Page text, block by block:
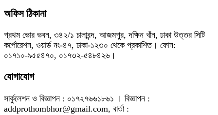
অফিস ঠিকানা
প্রথম ভোর ভবন, ৩৪২/১ চালাবন্দ, আজমপুর, দক্ষিন খাঁন, ঢাকা উত্তর সিটি
কর্পোরেশন, ওয়ার্ড নং-৪৭, ঢাকা-১২৩০ থেকে প্রকাশিত। ফোন:
০১৭১০-৯৫৫৪৭০, ০১৭৩২-৫৪৮৪২৬।
যোগাযোগ
সার্কুলেশন ও বিজ্ঞাপন : ০১৭২৭৬৬১৮৬১ । বিজ্ঞাপন :
addprothombhor@gmail.com, বার্তা :